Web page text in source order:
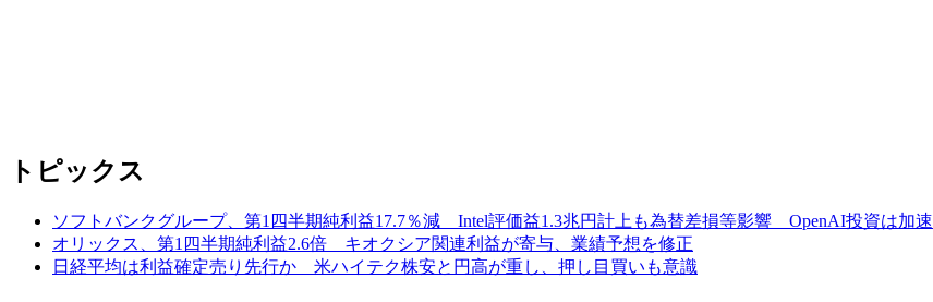
トピックス
ソフトバンクグループ、第1四半期純利益17.7％減 Intel評価益1.3兆円計上も為替差損等影響 OpenAI投資は加速
オリックス、第1四半期純利益2.6倍 キオクシア関連利益が寄与、業績予想を修正
日経平均は利益確定売り先行か 米ハイテク株安と円高が重し、押し目買いも意識